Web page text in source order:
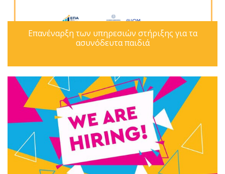
Επανέναρξη των υπηρεσιών στήριξης για τα
ασυνόδευτα παιδιά